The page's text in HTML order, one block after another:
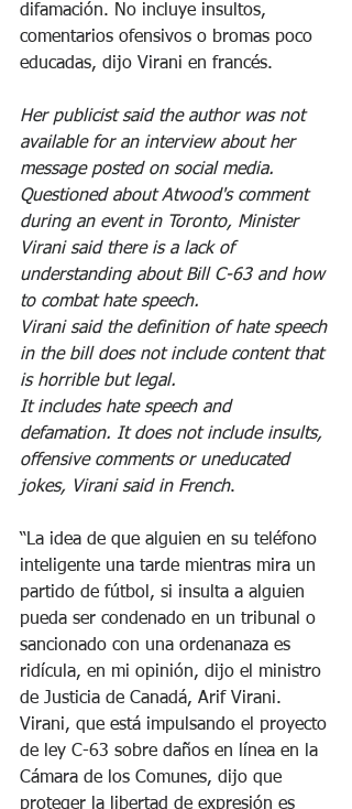
difamación. No incluye insultos,
comentarios ofensivos o bromas poco
educadas, dijo Virani en francés.
Her publicist said the author was not
available for an interview about her
message posted on social media.
Questioned about Atwood's comment
during an event in Toronto, Minister
Virani said there is a lack of
understanding about Bill C-63 and how
to combat hate speech.
Virani said the definition of hate speech
in the bill does not include content that
is horrible but legal.
It includes hate speech and
defamation. It does not include insults,
offensive comments or uneducated
jokes, Virani said in French.
“La idea de que alguien en su teléfono
inteligente una tarde mientras mira un
partido de fútbol, si insulta a alguien
pueda ser condenado en un tribunal o
sancionado con una ordenanaza es
ridícula, en mi opinión, dijo el ministro
de Justicia de Canadá, Arif Virani.
Virani, que está impulsando el proyecto
de ley C-63 sobre daños en línea en la
Cámara de los Comunes, dijo que
proteger la libertad de expresión es